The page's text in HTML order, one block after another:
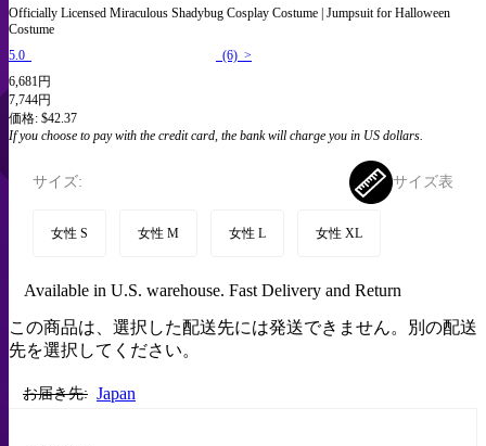
Officially Licensed Miraculous Shadybug Cosplay Costume | Jumpsuit for Halloween
Costume
5.0
(6) >
6,681円
7,744円
価格: $42.37
If you choose to pay with the credit card, the bank will charge you in US dollars.
サイズ: サイズ表
女性 S 女性 M 女性 L 女性 XL
Available in U.S. warehouse. Fast Delivery and Return
この商品は、選択した配送先には発送できません。別の配送
先を選択してください。
お届き先: Japan